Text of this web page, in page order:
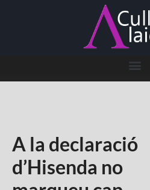
A la declaració
d’Hisenda no